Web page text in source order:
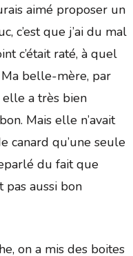
aimé proposer un
c’est que j’ai du mal
c’était raté, à quel
belle-mère, par
a très bien
Mais elle n’avait
canard qu’une seule
du fait que
pas aussi bon
on a mis des boites